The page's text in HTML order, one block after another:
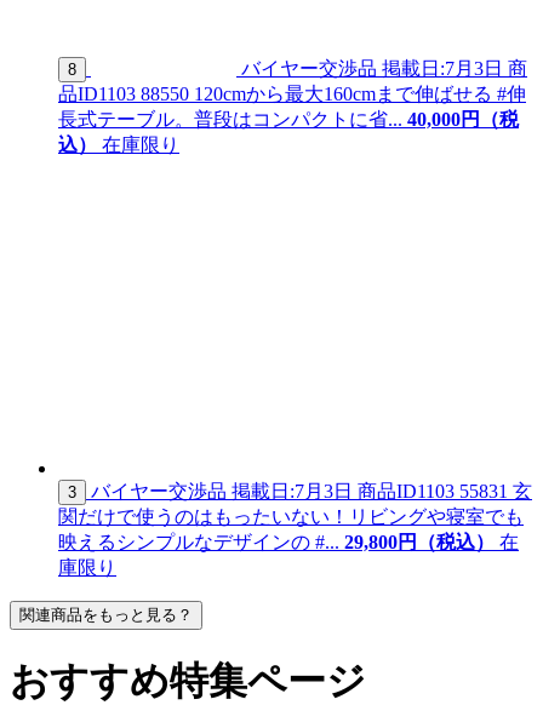
8 バイヤー交渉品 掲載日:7月3日 商
品ID1103 88550 120cmから最大160cmまで伸ばせる #伸
長式テーブル。普段はコンパクトに省... 40,000円（税
込）
在庫限り
3 バイヤー交渉品 掲載日:7月3日 商品ID1103 55831 玄
関だけで使うのはもったいない！リビングや寝室でも
映えるシンプルなデザインの #... 29,800円（税込）
在
庫限り
関連商品をもっと見る？
おすすめ特集ページ